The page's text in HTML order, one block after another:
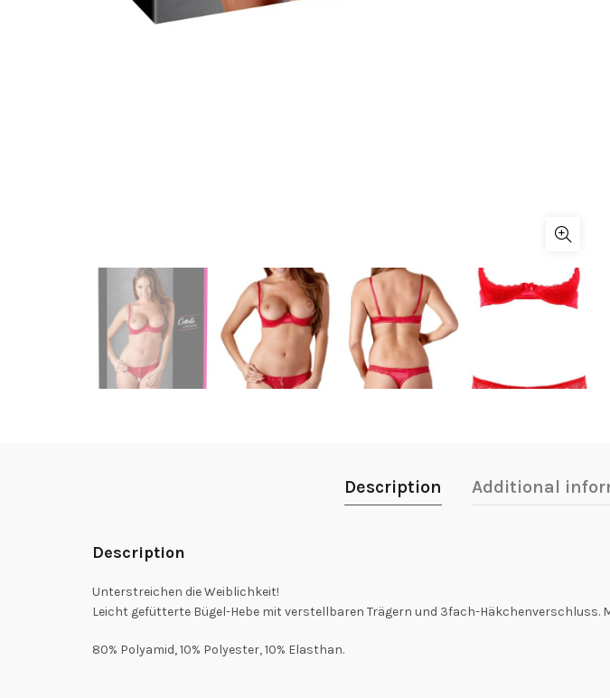
Description Additional
Description
Unterstreichen die Weiblichkeit!
Leicht gefütterte Bügel-Hebe mit verstellbaren Trägern und 3fach-
80% Polyamid, 10% Polyester, 10% Elasthan.